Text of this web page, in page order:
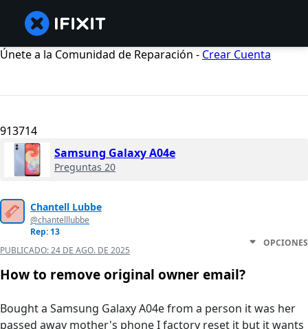
Únete a la Comunidad de Reparación - Crear Cuenta
913714
Samsung Galaxy A04e
Preguntas 20
Chantell Lubbe
@chantelllubbe
Rep: 13
PUBLICADO:24 DE AGO. DE 2025
OPCIONES
How to remove original owner email?
Bought a Samsung Galaxy A04e from a person it was her
passed away mother's phone I factory reset it but it wants